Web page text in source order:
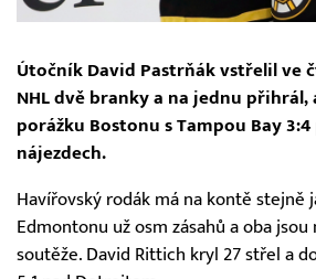
Útočník David Pastrňák vstřelil ve
NHL dvě branky a na jednu
porážku Bostonu s Tampou Bay
nájezdech.
Havířovský rodák má na kontě stejně
Edmontonu už osm zásahů a oba
soutěže. David Rittich kryl 27 střel a